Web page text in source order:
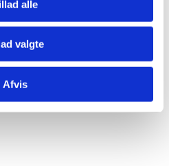
alle
valgte
Afvis